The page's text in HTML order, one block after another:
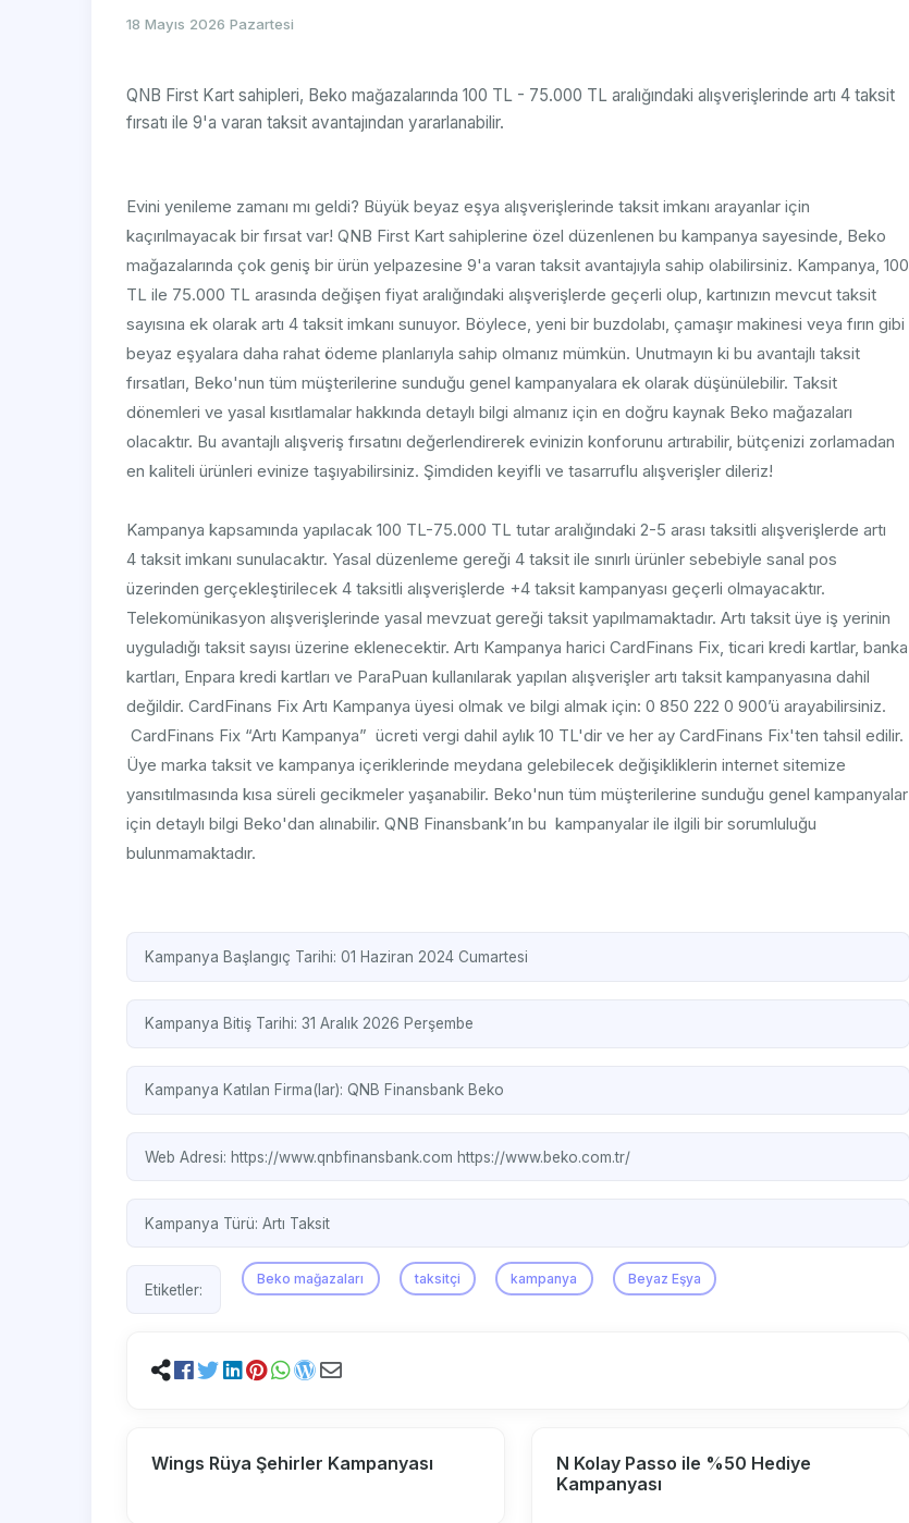
18 Mayıs 2026 Pazartesi
QNB First Kart sahipleri, Beko mağazalarında 100 TL - 75.000 TL aralığındaki alışverişlerinde artı 4 taksit
fırsatı ile 9'a varan taksit avantajından yararlanabilir.
Evini yenileme zamanı mı geldi? Büyük beyaz eşya alışverişlerinde taksit imkanı arayanlar için
kaçırılmayacak bir fırsat var! QNB First Kart sahiplerine özel düzenlenen bu kampanya sayesinde, Beko
mağazalarında çok geniş bir ürün yelpazesine 9'a varan taksit avantajıyla sahip olabilirsiniz. Kampanya, 100
TL ile 75.000 TL arasında değişen fiyat aralığındaki alışverişlerde geçerli olup, kartınızın mevcut taksit
sayısına ek olarak artı 4 taksit imkanı sunuyor. Böylece, yeni bir buzdolabı, çamaşır makinesi veya fırın gibi
beyaz eşyalara daha rahat ödeme planlarıyla sahip olmanız mümkün. Unutmayın ki bu avantajlı taksit
fırsatları, Beko'nun tüm müşterilerine sunduğu genel kampanyalara ek olarak düşünülebilir. Taksit
dönemleri ve yasal kısıtlamalar hakkında detaylı bilgi almanız için en doğru kaynak Beko mağazaları
olacaktır. Bu avantajlı alışveriş fırsatını değerlendirerek evinizin konforunu artırabilir, bütçenizi zorlamadan
en kaliteli ürünleri evinize taşıyabilirsiniz. Şimdiden keyifli ve tasarruflu alışverişler dileriz!
Kampanya kapsamında yapılacak 100 TL-75.000 TL tutar aralığındaki 2-5 arası taksitli alışverişlerde artı
4 taksit imkanı sunulacaktır. Yasal düzenleme gereği 4 taksit ile sınırlı ürünler sebebiyle sanal pos
üzerinden gerçekleştirilecek 4 taksitli alışverişlerde +4 taksit kampanyası geçerli olmayacaktır.
Telekomünikasyon alışverişlerinde yasal mevzuat gereği taksit yapılmamaktadır. Artı taksit üye iş yerinin
uyguladığı taksit sayısı üzerine eklenecektir. Artı Kampanya harici CardFinans Fix, ticari kredi kartlar, banka
kartları, Enpara kredi kartları ve ParaPuan kullanılarak yapılan alışverişler artı taksit kampanyasına dahil
değildir. CardFinans Fix Artı Kampanya üyesi olmak ve bilgi almak için: 0 850 222 0 900’ü arayabilirsiniz.
CardFinans Fix “Artı Kampanya” ücreti vergi dahil aylık 10 TL'dir ve her ay CardFinans Fix'ten tahsil edilir.
Üye marka taksit ve kampanya içeriklerinde meydana gelebilecek değişikliklerin internet sitemize
yansıtılmasında kısa süreli gecikmeler yaşanabilir. Beko'nun tüm müşterilerine sunduğu genel kampanyalar
için detaylı bilgi Beko'dan alınabilir. QNB Finansbank’ın bu kampanyalar ile ilgili bir sorumluluğu
bulunmamaktadır.
Kampanya Başlangıç Tarihi: 01 Haziran 2024 Cumartesi
Kampanya Bitiş Tarihi: 31 Aralık 2026 Perşembe
Kampanya Katılan Firma(lar): QNB Finansbank Beko
Web Adresi: https://www.qnbfinansbank.com https://www.beko.com.tr/
Kampanya Türü: Artı Taksit
Etiketler:
Beko mağazaları taksitçi kampanya Beyaz Eşya
Wings Rüya Şehirler Kampanyası
N Kolay Passo ile %50 Hediye
Kampanyası